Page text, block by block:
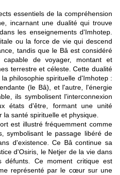
essentiels de la compréhension
incarnant une dualité qui trouve
les enseignements d'Imhotep.
ou la force de vie qui descend
tandis que le Bâ est considéré
de voyager, montant et
terrestre et céleste. Cette dualité
philosophie spirituelle d'Imhotep :
(le Bâ), et l'autre, l'énergie
ils symbolisent l'interconnexion
états d'être, formant une unité
santé spirituelle et physique.
est illustré fréquemment comme
symbolisant le passage libéré de
d'existence. Ce Bâ continue sa
d'Osiris, le Netjer de la vie dans
défunts. Ce moment critique est
représenté par le cœur sur une